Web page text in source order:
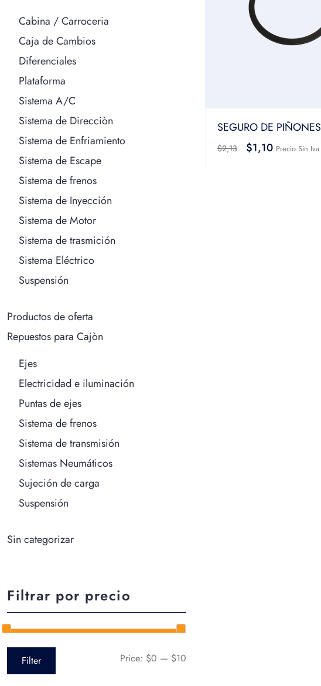
Cabina / Carroceria
Caja de Cambios
Diferenciales
Plataforma
Sistema A/C
Sistema de Direcciòn
Sistema de Enfriamiento
Sistema de Escape
Sistema de frenos
Sistema de Inyección
Sistema de Motor
Sistema de trasmición
Sistema Eléctrico
Suspensión
Productos de oferta
Repuestos para Cajòn
Ejes
Electricidad e iluminación
Puntas de ejes
Sistema de frenos
Sistema de transmisión
Sistemas Neumáticos
Sujeción de carga
Suspensión
Sin categorizar
Filtrar por precio
Filter Price: $0 — $10
SEGURO DE PIÑONES
$2,13 $1,10 Precio Sin Iva